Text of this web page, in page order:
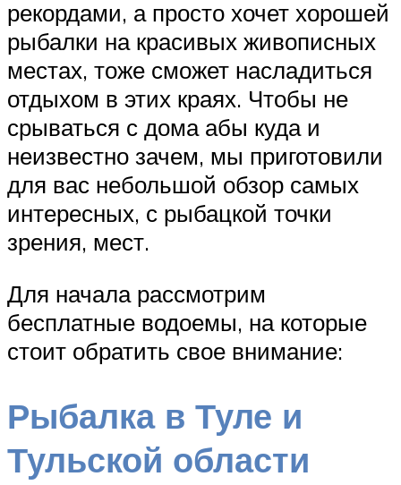
рекордами, а просто хочет хорошей
рыбалки на красивых живописных
местах, тоже сможет насладиться
отдыхом в этих краях. Чтобы не
срываться с дома абы куда и
неизвестно зачем, мы приготовили
для вас небольшой обзор самых
интересных, с рыбацкой точки
зрения, мест.
Для начала рассмотрим
бесплатные водоемы, на которые
стоит обратить свое внимание:
Рыбалка в Туле и
Тульской области